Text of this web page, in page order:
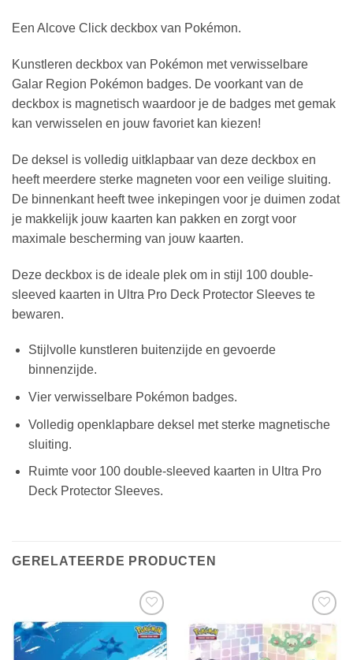
Een Alcove Click deckbox van Pokémon.
Kunstleren deckbox van Pokémon met verwisselbare
Galar Region Pokémon badges. De voorkant van de
deckbox is magnetisch waardoor je de badges met gemak
kan verwisselen en jouw favoriet kan kiezen!
De deksel is volledig uitklapbaar van deze deckbox en
heeft meerdere sterke magneten voor een veilige sluiting.
De binnenkant heeft twee inkepingen voor je duimen zodat
je makkelijk jouw kaarten kan pakken en zorgt voor
maximale bescherming van jouw kaarten.
Deze deckbox is de ideale plek om in stijl 100 double-
sleeved kaarten in Ultra Pro Deck Protector Sleeves te
bewaren.
Stijlvolle kunstleren buitenzijde en gevoerde
binnenzijde.
Vier verwisselbare Pokémon badges.
Volledig openklapbare deksel met sterke magnetische
sluiting.
Ruimte voor 100 double-sleeved kaarten in Ultra Pro
Deck Protector Sleeves.
GERELATEERDE PRODUCTEN